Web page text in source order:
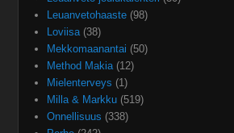
Leuanvetohaaste (98)
Loviisa(38)
Mekkomaanantai (50)
Method Makia(12)
Mielenterveys (1)
Milla & Markku (519)
Onnellisuus (338)